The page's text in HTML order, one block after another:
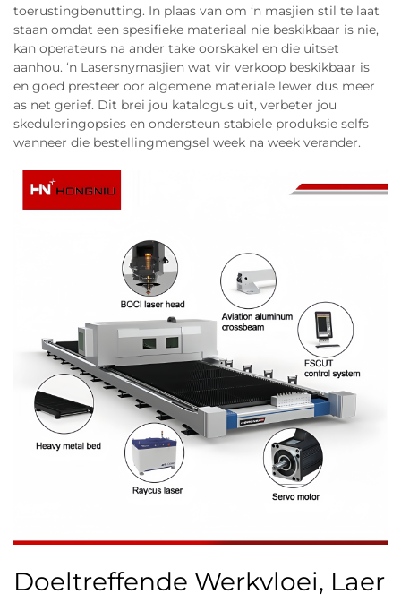
toerustingbenutting. In plaas van om ‘n masjien stil te laat
staan omdat een spesifieke materiaal nie beskikbaar is nie,
kan operateurs na ander take oorskakel en die uitset
aanhou. ‘n Lasersnymasjien wat vir verkoop beskikbaar is
en goed presteer oor algemene materiale lewer dus meer
as net gerief. Dit brei jou katalogus uit, verbeter jou
skeduleringopsies en ondersteun stabiele produksie selfs
wanneer die bestellingmengsel week na week verander.
Doeltreffende Werkvloei, Laer